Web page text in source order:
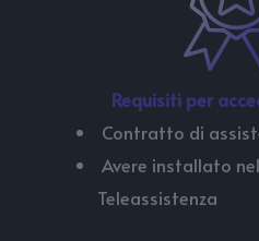
Requisiti per
Contratto di
Avere installato
Teleassistenza